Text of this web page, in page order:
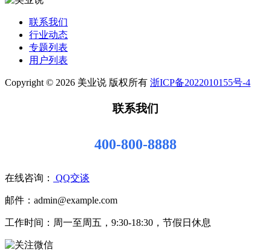
联系我们
行业动态
专题列表
用户列表
Copyright © 2026 美业说 版权所有 浙ICP备2022010155号-4
联系我们
400-800-8888
在线咨询： QQ交谈
邮件：admin@example.com
工作时间：周一至周五，9:30-18:30，节假日休息